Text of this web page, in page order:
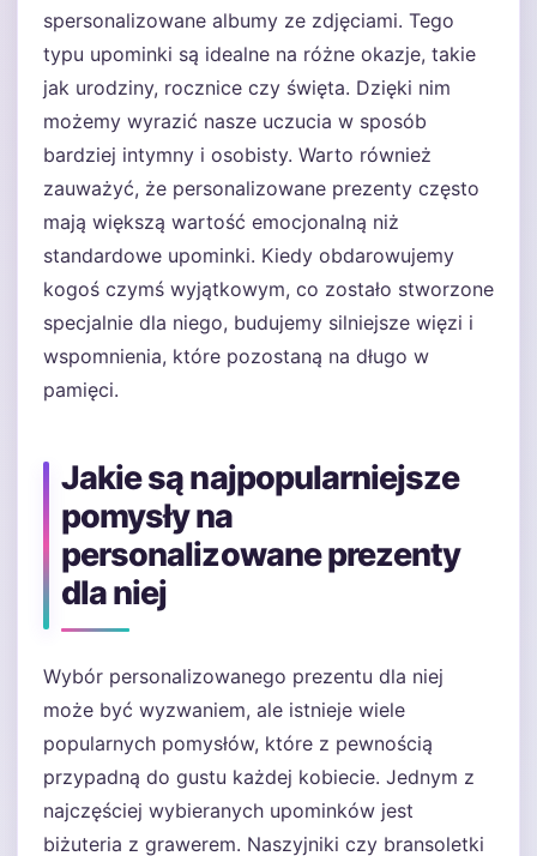
spersonalizowane albumy ze zdjęciami. Tego
typu upominki są idealne na różne okazje, takie
jak urodziny, rocznice czy święta. Dzięki nim
możemy wyrazić nasze uczucia w sposób
bardziej intymny i osobisty. Warto również
zauważyć, że personalizowane prezenty często
mają większą wartość emocjonalną niż
standardowe upominki. Kiedy obdarowujemy
kogoś czymś wyjątkowym, co zostało stworzone
specjalnie dla niego, budujemy silniejsze więzi i
wspomnienia, które pozostaną na długo w
pamięci.
Jakie są najpopularniejsze
pomysły na
personalizowane prezenty
dla niej
Wybór personalizowanego prezentu dla niej
może być wyzwaniem, ale istnieje wiele
popularnych pomysłów, które z pewnością
przypadną do gustu każdej kobiecie. Jednym z
najczęściej wybieranych upominków jest
biżuteria z grawerem. Naszyjniki czy bransoletki